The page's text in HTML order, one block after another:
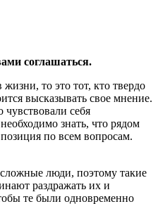
соглашаться.
то это тот, кто твердо
высказывать свое мнение.
себя
знать, что рядом
по всем вопросам.
люди, поэтому такие
раздражать их и
те были одновременно